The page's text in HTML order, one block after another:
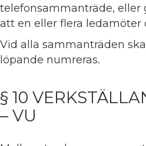
telefonsammanträde, eller
att en eller flera ledamöter
Vid alla sammanträden
löpande numreras.
§ 10
– VU